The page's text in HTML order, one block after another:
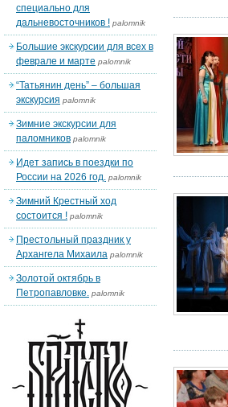
специально для
дальневосточников ! palomnik
Большие экскурсии для всех в
феврале и марте palomnik
“Татьянин день” – большая
экскурсия palomnik
Зимние экскурсии для
паломников palomnik
Идет запись в поездки по
России на 2026 год. palomnik
Зимний Крестный ход
состоится ! palomnik
Престольный праздник у
Архангела Михаила palomnik
Золотой октябрь в
Петропавловке. palomnik